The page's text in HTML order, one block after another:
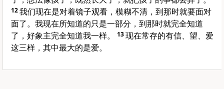
12我们现在是对着镜子观看，模糊不清，到那时就要面对
面了。我现在所知道的只是一部分，到那时就完全知道
了，好象主完全知道我一样。
13现在常存的有信、望、爱
这三样，其中最大的是爱。